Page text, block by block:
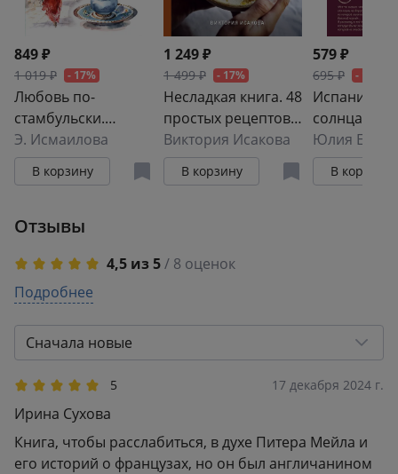
849 ₽
1 019 ₽ - 17%
Любовь по-
стамбульски.
Сердечные
авантюры в самом
гастрономическом
Э. Исмаилова
В корзину
1 249 ₽
1 499 ₽ - 17%
Несладкая книга. 48
простых рецептов
для быстрой,
неторопливой и
ленивой трапезы
Виктория Исакова
В корзину
579 ₽
695 ₽ - 17%
Испания со
солнца
Юлия
В корзину
Отзывы
4,5 из 5/ 8 оценок
5
2
0
1
Подробнее
Сначала новые
5 17 декабря 2024 г.
Ирина Сухова
Книга, чтобы расслабиться, в духе Питера Мейла и
его историй о французах, но он был англичанином